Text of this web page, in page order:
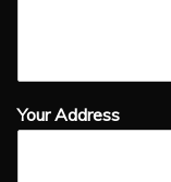
Your Address